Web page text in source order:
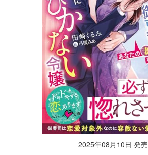
2025年08月10日 発売